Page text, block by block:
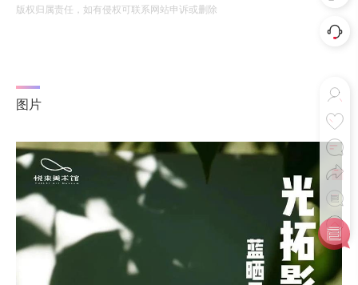
版权归属责任，如有侵权可联系网站申诉或删除
图片